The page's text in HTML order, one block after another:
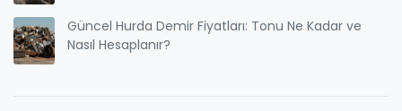
Güncel Hurda Demir Fiyatları: Tonu Ne Kadar ve
Nasıl Hesaplanır?